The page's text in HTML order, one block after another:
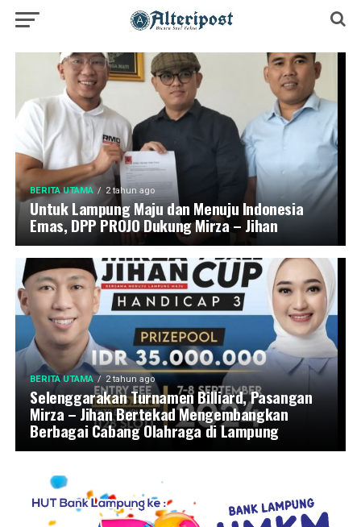
BERITA UTAMA 2 tahun ago
Untuk Lampung Maju dan Menuju Indonesia
Emas, DPP PROJO Dukung Mirza – Jihan
BERITA UTAMA 2 tahun ago
Selenggarakan Turnamen Billiard, Pasangan
Mirza – Jihan Bertekad Mengembangkan
Berbagai Cabang Olahraga di Lampung